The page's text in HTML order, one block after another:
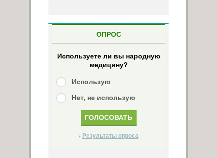
ОПРОС
Используете ли вы народную
медицину?
Использую
Нет, не использую
Результаты опроса